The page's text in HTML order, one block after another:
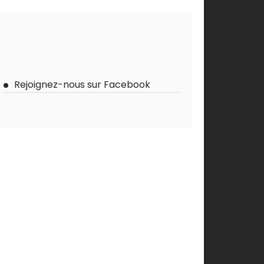
Rejoignez-nous sur Facebook